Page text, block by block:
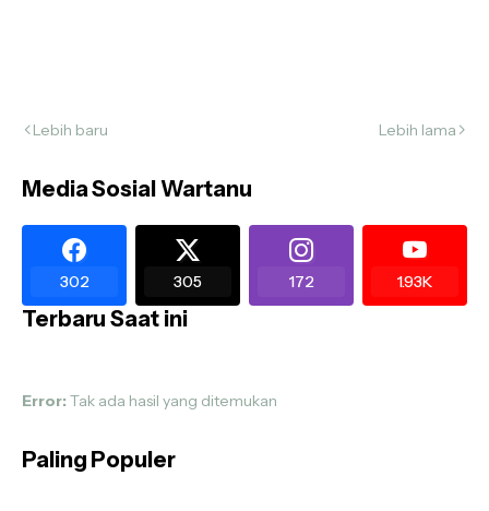
Lebih baru Lebih lama
Media Sosial Wartanu
302 305 172 1.93K
Terbaru Saat ini
Error: Tak ada hasil yang ditemukan
Paling Populer